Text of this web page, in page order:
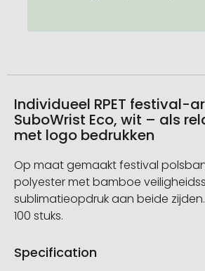
Individueel RPET festival-
SuboWrist Eco, wit – als
met logo bedrukken
Op maat gemaakt festival
polyester met bamboe
sublimatieopdruk aan beide
100 stuks.
Specification